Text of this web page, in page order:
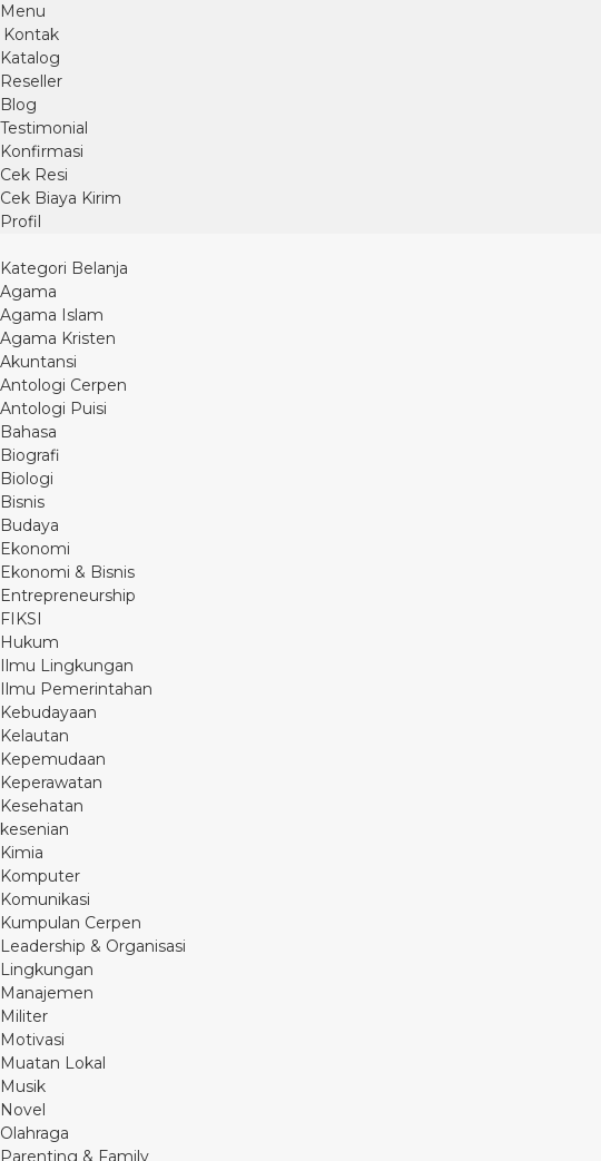
Menu
Kontak
Katalog
Reseller
Blog
Testimonial
Konfirmasi
Cek Resi
Cek Biaya Kirim
Profil
Kategori Belanja
Agama
Agama Islam
Agama Kristen
Akuntansi
Antologi Cerpen
Antologi Puisi
Bahasa
Biografi
Biologi
Bisnis
Budaya
Ekonomi
Ekonomi & Bisnis
Entrepreneurship
FIKSI
Hukum
Ilmu Lingkungan
Ilmu Pemerintahan
Kebudayaan
Kelautan
Kepemudaan
Keperawatan
Kesehatan
kesenian
Kimia
Komputer
Komunikasi
Kumpulan Cerpen
Leadership & Organisasi
Lingkungan
Manajemen
Militer
Motivasi
Muatan Lokal
Musik
Novel
Olahraga
Parenting & Family